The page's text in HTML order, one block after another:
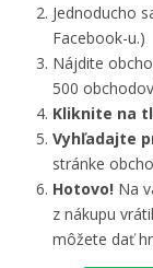
Jednoducho
Facebook-u.)
Nájdite
500
Kliknite na
Vyhľadajte
stránke
Hotovo! Na
z nákupu
môžete dať